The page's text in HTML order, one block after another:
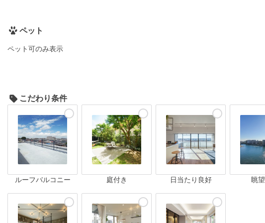
ペット
ペット可のみ表示
こだわり条件
ルーフバルコニー 庭付き 日当たり良好 眺